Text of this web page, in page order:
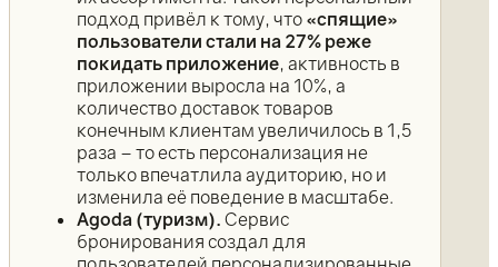
подход привёл к тому, что «спящие»
пользователи стали на 27% реже
покидать приложение, активность в
приложении выросла на 10%, а
количество доставок товаров
конечным клиентам увеличилось в 1,5
раза – то есть персонализация не
только впечатлила аудиторию, но и
изменила её поведение в масштабе.
Agoda (туризм). Сервис
бронирования создал для